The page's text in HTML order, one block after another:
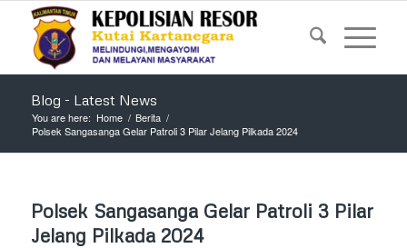
Blog - Latest News
You are here: Home / Berita /
Polsek Sangasanga Gelar Patroli 3 Pilar Jelang Pilkada 2024
Polsek Sangasanga Gelar Patroli 3 Pilar
Jelang Pilkada 2024